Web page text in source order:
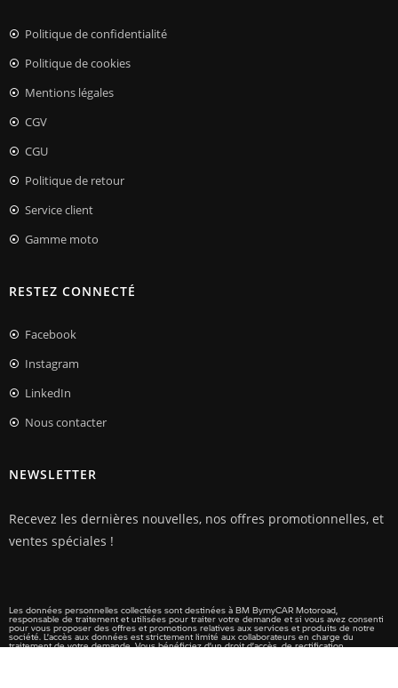
Politique de confidentialité
Politique de cookies
Mentions légales
CGV
CGU
Politique de retour
Service client
Gamme moto
RESTEZ CONNECTÉ
Facebook
Instagram
LinkedIn
Nous contacter
NEWSLETTER
Recevez les dernières nouvelles, nos offres promotionnelles, et
ventes spéciales !
Les données personnelles collectées sont destinées à BM BymyCAR Motoroad,
responsable de traitement et utilisées pour traiter votre demande et si vous avez consenti
pour vous proposer des offres et promotions relatives aux services et produits de notre
société. L’accès aux données est strictement limité aux collaborateurs en charge du
traitement de votre demande. Vous bénéficiez d’un droit d’accès, de rectification,